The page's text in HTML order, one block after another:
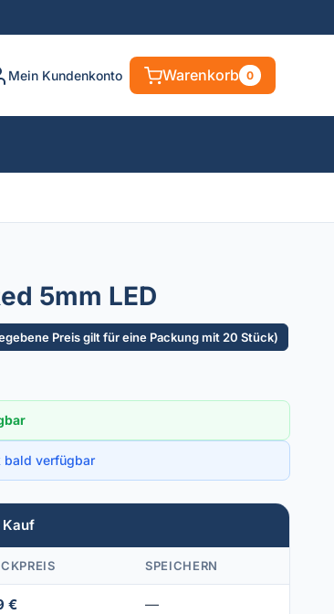
Mein Kundenkonto Warenkorb 0
5mm LED
Preis gilt für eine Packung mit 20 Stück)
bald verfügbar
Kauf
SPEICHERN
€ —